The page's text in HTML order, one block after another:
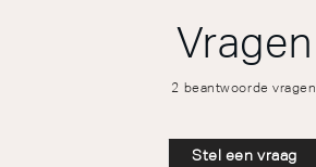
Vragen
2 beantwoorde vragen
Stel een vraag